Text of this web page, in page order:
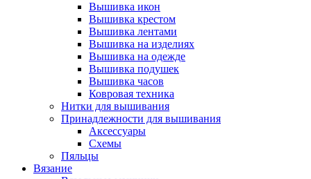
Вышивка икон
Вышивка крестом
Вышивка лентами
Вышивка на изделиях
Вышивка на одежде
Вышивка подушек
Вышивка часов
Ковровая техника
Нитки для вышивания
Принадлежности для вышивания
Аксессуары
Схемы
Пяльцы
Вязание